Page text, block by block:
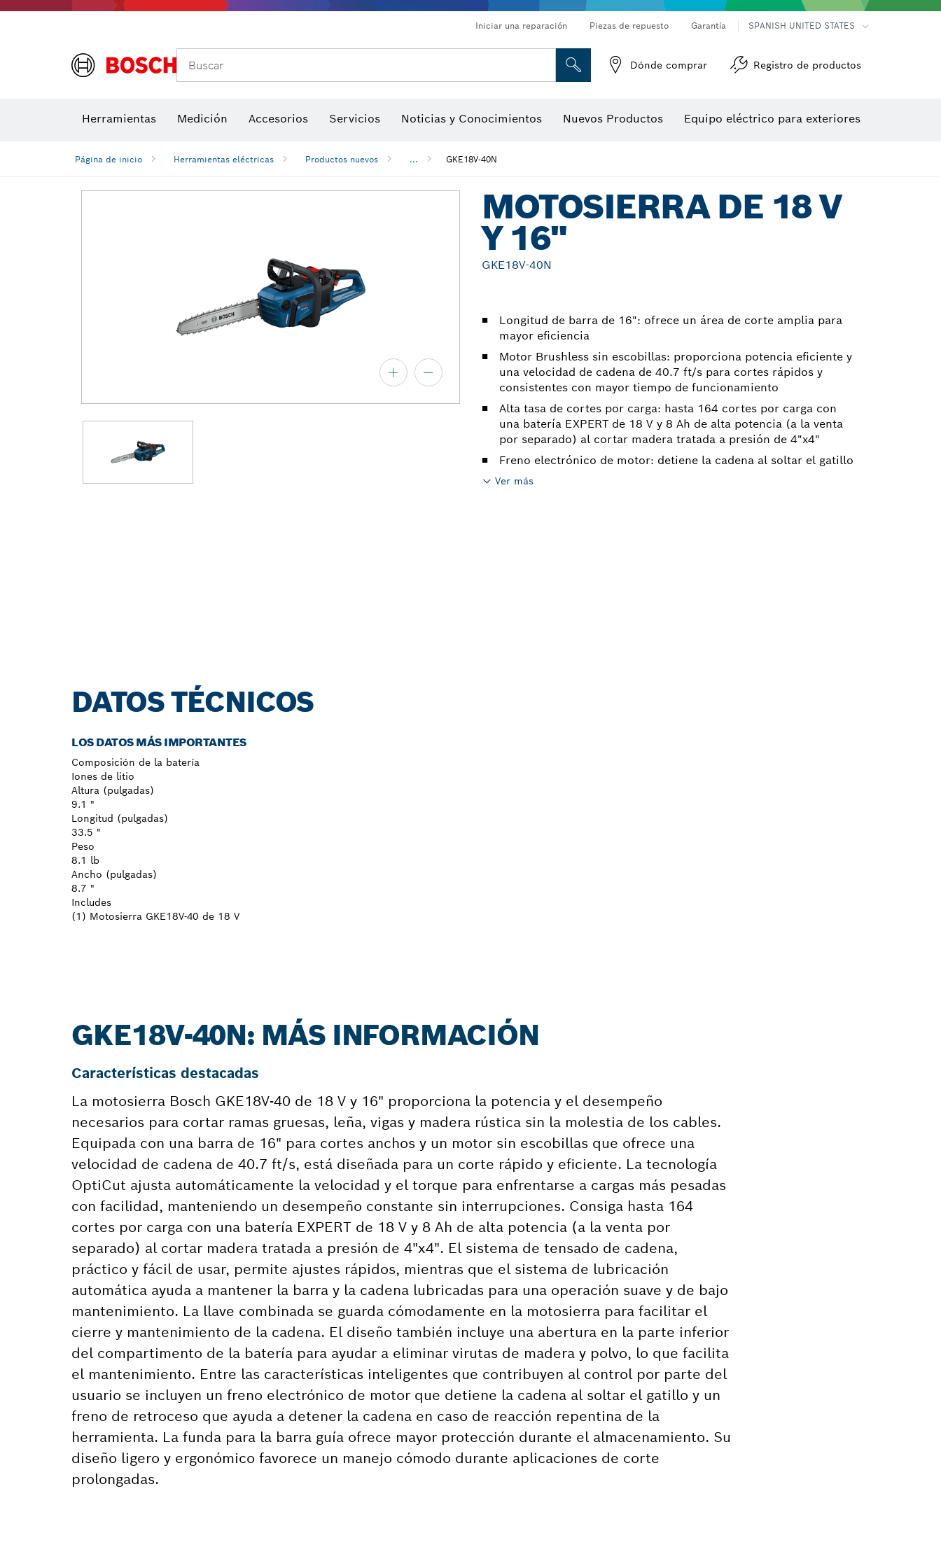
Iniciar una reparación Piezas de repuesto Garantía SPANISH UNITED STATES
Buscar Dónde comprar Registro de productos
Herramientas Medición Accesorios Servicios Noticias y Conocimientos Nuevos Productos Equipo eléctrico para exteriores
Página de inicio Herramientas eléctricas Productos nuevos ... GKE18V-40N
MOTOSIERRA DE 18 V
Y 16"
GKE18V-40N
Longitud de barra de 16": ofrece un área de corte amplia para
mayor eficiencia
Motor Brushless sin escobillas: proporciona potencia eficiente y
una velocidad de cadena de 40.7 ft/s para cortes rápidos y
consistentes con mayor tiempo de funcionamiento
Alta tasa de cortes por carga: hasta 164 cortes por carga con
una batería EXPERT de 18 V y 8 Ah de alta potencia (a la venta
por separado) al cortar madera tratada a presión de 4"x4"
Freno electrónico de motor: detiene la cadena al soltar el gatillo
Ver más
DATOS TÉCNICOS
LOS DATOS MÁS IMPORTANTES
Composición de la batería
Iones de litio
Altura (pulgadas)
9.1 "
Longitud (pulgadas)
33.5 "
Peso
8.1 lb
Ancho (pulgadas)
8.7 "
Includes
(1) Motosierra GKE18V-40 de 18 V
GKE18V-40N: MÁS INFORMACIÓN
Características destacadas
La motosierra Bosch GKE18V-40 de 18 V y 16" proporciona la potencia y el desempeño
necesarios para cortar ramas gruesas, leña, vigas y madera rústica sin la molestia de los cables.
Equipada con una barra de 16" para cortes anchos y un motor sin escobillas que ofrece una
velocidad de cadena de 40.7 ft/s, está diseñada para un corte rápido y eficiente. La tecnología
OptiCut ajusta automáticamente la velocidad y el torque para enfrentarse a cargas más pesadas
con facilidad, manteniendo un desempeño constante sin interrupciones. Consiga hasta 164
cortes por carga con una batería EXPERT de 18 V y 8 Ah de alta potencia (a la venta por
separado) al cortar madera tratada a presión de 4"x4". El sistema de tensado de cadena,
práctico y fácil de usar, permite ajustes rápidos, mientras que el sistema de lubricación
automática ayuda a mantener la barra y la cadena lubricadas para una operación suave y de bajo
mantenimiento. La llave combinada se guarda cómodamente en la motosierra para facilitar el
cierre y mantenimiento de la cadena. El diseño también incluye una abertura en la parte inferior
del compartimento de la batería para ayudar a eliminar virutas de madera y polvo, lo que facilita
el mantenimiento. Entre las características inteligentes que contribuyen al control por parte del
usuario se incluyen un freno electrónico de motor que detiene la cadena al soltar el gatillo y un
freno de retroceso que ayuda a detener la cadena en caso de reacción repentina de la
herramienta. La funda para la barra guía ofrece mayor protección durante el almacenamiento. Su
diseño ligero y ergonómico favorece un manejo cómodo durante aplicaciones de corte
prolongadas.